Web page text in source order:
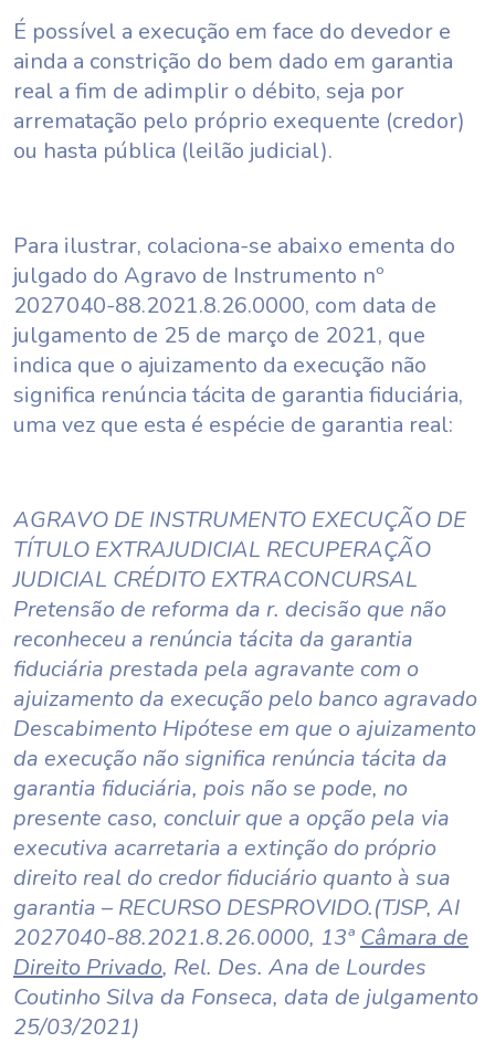
É possível a execução em face do devedor e
ainda a constrição do bem dado em garantia
real a fim de adimplir o débito, seja por
arrematação pelo próprio exequente (credor)
ou hasta pública (leilão judicial).
Para ilustrar, colaciona-se abaixo ementa do
julgado do Agravo de Instrumento nº
2027040-88.2021.8.26.0000, com data de
julgamento de 25 de março de 2021, que
indica que o ajuizamento da execução não
significa renúncia tácita de garantia fiduciária,
uma vez que esta é espécie de garantia real:
AGRAVO DE INSTRUMENTO EXECUÇÃO DE
TÍTULO EXTRAJUDICIAL RECUPERAÇÃO
JUDICIAL CRÉDITO EXTRACONCURSAL
Pretensão de reforma da r. decisão que não
reconheceu a renúncia tácita da garantia
fiduciária prestada pela agravante com o
ajuizamento da execução pelo banco agravado
Descabimento Hipótese em que o ajuizamento
da execução não significa renúncia tácita da
garantia fiduciária, pois não se pode, no
presente caso, concluir que a opção pela via
executiva acarretaria a extinção do próprio
direito real do credor fiduciário quanto à sua
garantia – RECURSO DESPROVIDO.(TJSP, AI
2027040-88.2021.8.26.0000, 13ª Câmara de
Direito Privado, Rel. Des. Ana de Lourdes
Coutinho Silva da Fonseca, data de julgamento
25/03/2021)